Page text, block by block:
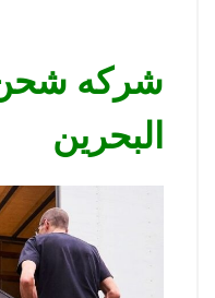
شركه
البحرين